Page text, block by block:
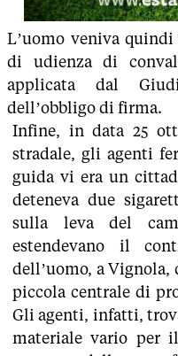
L’uomo veniva
di udienza di
applicata dal
dell’obbligo di firma.
Infine, in data 25
stradale, gli agenti
guida vi era un
deteneva due
sulla leva del
estendevano il
dell’uomo, a
piccola centrale di
Gli agenti, infatti,
materiale vario per